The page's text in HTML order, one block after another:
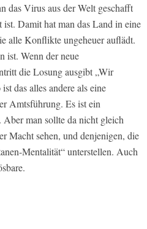
das Virus aus der Welt geschafft
ist. Damit hat man das Land in eine
alle Konflikte ungeheuer auflädt.
ist. Wenn der neue
die Losung ausgibt „Wir
das alles andere als eine
Amtsführung. Es ist ein
man sollte da nicht gleich
Macht sehen, und denjenigen, die
Mentalität“ unterstellen. Auch